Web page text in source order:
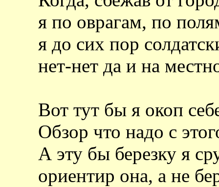
я по оврагам, по
я до сих пор
нет-нет да и на
Вот тут бы я окоп
Обзор что надо с
А эту бы березку я
ориентир она, а не